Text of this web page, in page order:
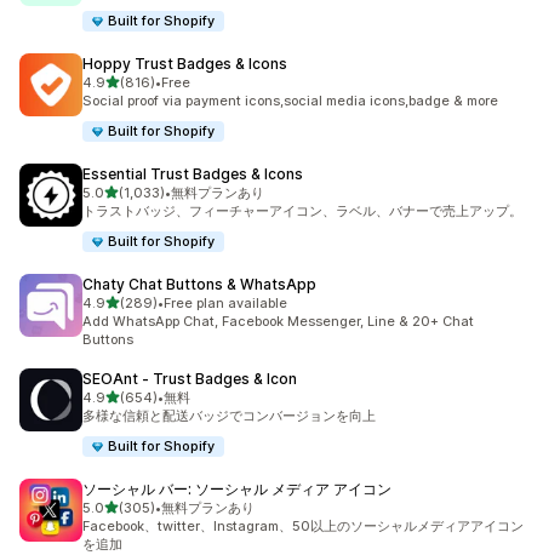
Built for Shopify
Hoppy Trust Badges & Icons
4.95つ星中
(816)
合計レビュー数：816件
•Free
Social proof via payment icons,social media icons,badge & more
Built for Shopify
Essential Trust Badges & Icons
5.05つ星中
(1,033)
合計レビュー数：1033件
•無料プランあり
トラストバッジ、フィーチャーアイコン、ラベル、バナーで売上アップ。
Built for Shopify
Chaty Chat Buttons & WhatsApp
4.95つ星中
(289)
合計レビュー数：289件
•Free plan available
Add WhatsApp Chat, Facebook Messenger, Line & 20+ Chat
Buttons
SEOAnt ‑ Trust Badges & Icon
4.95つ星中
(654)
合計レビュー数：654件
•無料
多様な信頼と配送バッジでコンバージョンを向上
Built for Shopify
ソーシャル バー: ソーシャル メディア アイコン
5.05つ星中
(305)
合計レビュー数：305件
•無料プランあり
Facebook、twitter、Instagram、50以上のソーシャルメディアアイコン
を追加